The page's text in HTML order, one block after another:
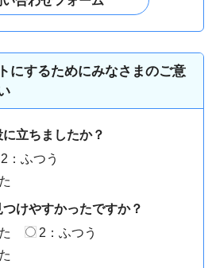
にするためにみなさまのご意
立ちましたか？
2：ふつう
けやすかったですか？
2：ふつう